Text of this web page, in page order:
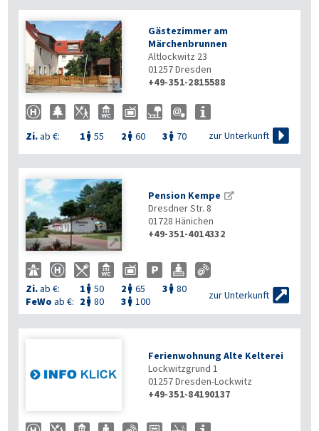

Gästezimmer am
Märchenbrunnen
Altlockwitz 23
01257Dresden
+49-351-2815588
Zi.ab €: 1  55 2  60 3  70 zur Unterkunft 

Pension Kempe
Dresdner Str. 8
01728 Hänichen
+49-351-4014332
Zi.ab €: 1  50 2  65 3  80
FeWo ab €: 2  80 3  100
zur Unterkunft 
Ferienwohnung Alte Kelterei
Lockwitzgrund 1
01257Dresden-Lockwitz
+49-351-84190137